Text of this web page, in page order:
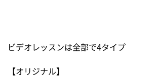
ビデオレッスンは全部で4タイプ
【オリジナル】